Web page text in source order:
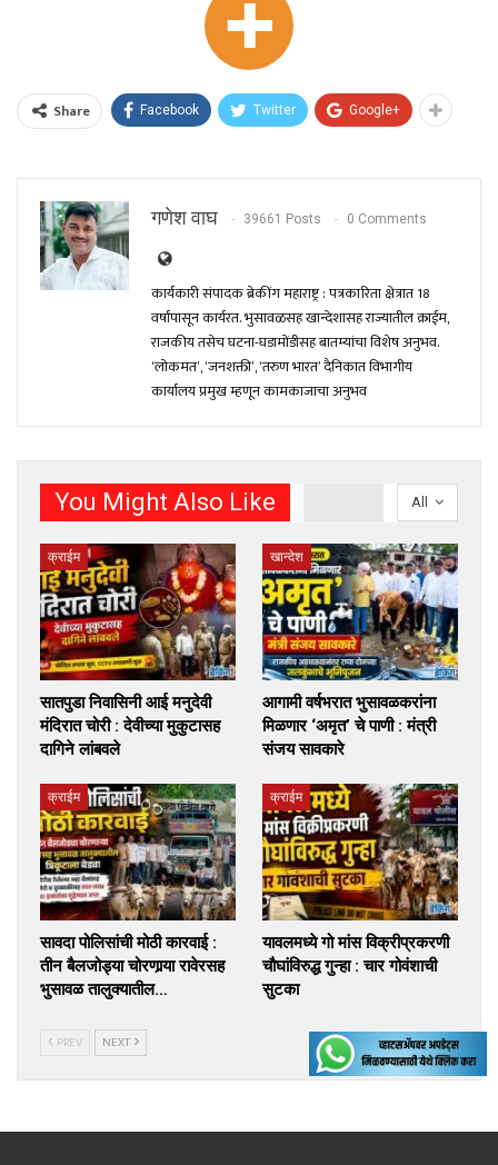
Share Facebook Twitter Google+
गणेश वाघ 39661 Posts 0 Comments
कार्यकारी संपादक ब्रेकींग महाराष्ट्र : पत्रकारिता क्षेत्रात 18
वर्षांपासून कार्यरत. भुसावळसह खान्देशासह राज्यातील क्राईम,
राजकीय तसेच घटना-घडामोंडीसह बातम्यांचा विशेष अनुभव.
‘लोकमत’, ‘जनशक्ती’, ‘तरुण भारत’ दैनिकात विभागीय
कार्यालय प्रमुख म्हणून कामकाजाचा अनुभव
All
You Might Also Like
क्राईम
सातपुडा निवासिनी आई मनुदेवी
मंदिरात चोरी : देवीच्या मुकुटासह
दागिने लांबवले
खान्देश
आगामी वर्षभरात भुसावळकरांना
मिळणार ‘अमृत’ चे पाणी : मंत्री
संजय सावकारे
क्राईम
सावदा पोलिसांची मोठी कारवाई :
तीन बैलजोड्या चोरणार्‍या रावेरसह
भुसावळ तालुक्यातील…
क्राईम
यावलमध्ये गो मांस विक्रीप्रकरणी
चौघांविरुद्ध गुन्हा : चार गोवंशाची
सुटका
PREV NEXT